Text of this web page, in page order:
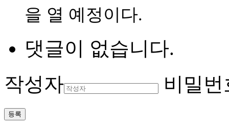
을 열 예정이다.
댓글이 없습니다.
작성자
비밀번
등록